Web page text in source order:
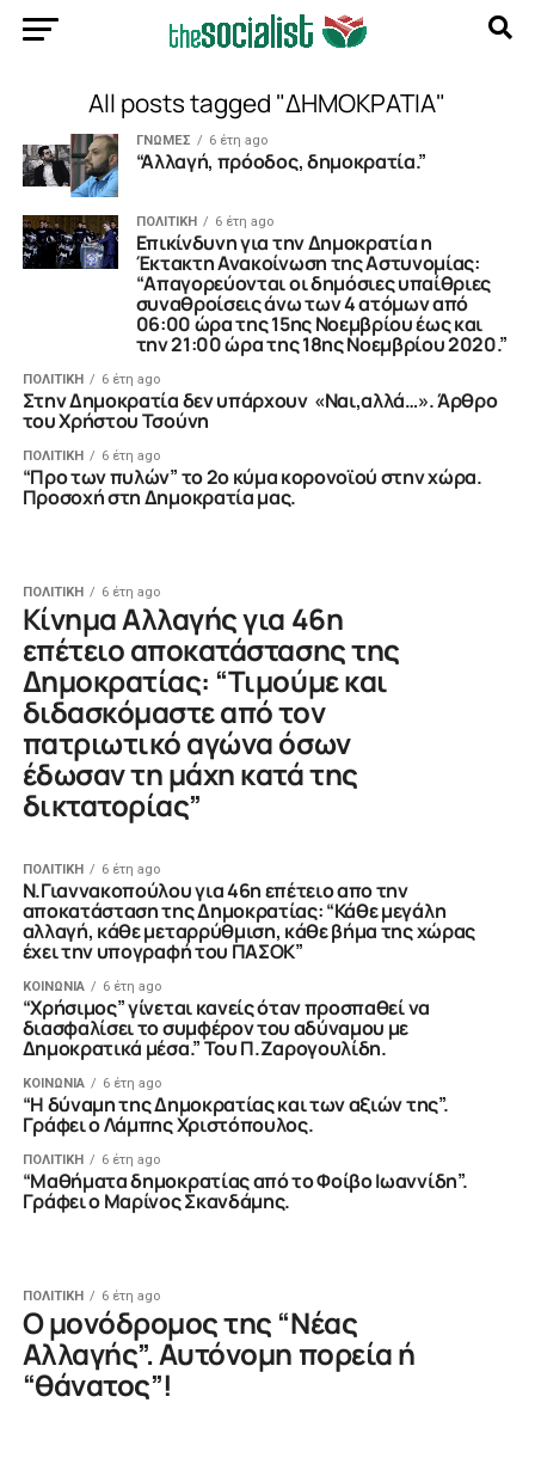
All posts tagged "ΔΗΜΟΚΡΑΤΙΑ"
ΓΝΩΜΕΣ 6 έτη ago
“Aλλαγή, πρόοδος, δημοκρατία.”
ΠΟΛΙΤΙΚΗ 6 έτη ago
Eπικίνδυνη για την Δημοκρατία η
Έκτακτη Ανακοίνωση της Αστυνομίας:
“Απαγορεύονται οι δημόσιες υπαίθριες
συναθροίσεις άνω των 4 ατόμων από
06:00 ώρα της 15ης Νοεμβρίου έως και
την 21:00 ώρα της 18ης Νοεμβρίου 2020.”
ΠΟΛΙΤΙΚΗ 6 έτη ago
Στην Δημοκρατία δεν υπάρχουν «Ναι,αλλά…». Άρθρο
του Χρήστου Τσούνη
ΠΟΛΙΤΙΚΗ 6 έτη ago
“Προ των πυλών” το 2ο κύμα κορονοϊού στην χώρα.
Προσοχή στη Δημοκρατία μας.
ΠΟΛΙΤΙΚΗ 6 έτη ago
Κίνημα Αλλαγής για 46η
επέτειο αποκατάστασης της
Δημοκρατίας: “Τιμούμε και
διδασκόμαστε από τον
πατριωτικό αγώνα όσων
έδωσαν τη μάχη κατά της
δικτατορίας”
ΠΟΛΙΤΙΚΗ 6 έτη ago
Ν.Γιαννακοπούλου για 46η επέτειο απο την
αποκατάσταση της Δημοκρατίας: “Κάθε μεγάλη
αλλαγή, κάθε μεταρρύθμιση, κάθε βήμα της χώρας
έχει την υπογραφή του ΠΑΣΟΚ”
ΚΟΙΝΩΝΙΑ 6 έτη ago
“Χρήσιμος” γίνεται κανείς όταν προσπαθεί να
διασφαλίσει το συμφέρον του αδύναμου με
Δημοκρατικά μέσα.” Του Π.Ζαρογουλίδη.
ΚΟΙΝΩΝΙΑ 6 έτη ago
“Η δύναμη της Δημοκρατίας και των αξιών της”.
Γράφει ο Λάμπης Χριστόπουλος.
ΠΟΛΙΤΙΚΗ 6 έτη ago
“Mαθήματα δημοκρατίας από το Φοίβο Ιωαννίδη”.
Γράφει ο Μαρίνος Σκανδάμης.
ΠΟΛΙΤΙΚΗ 6 έτη ago
Ο μονόδρομος της “Νέας
Αλλαγής”. Αυτόνομη πορεία ή
“θάνατος”!